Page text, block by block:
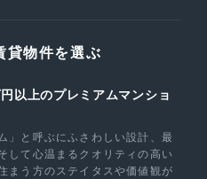
貸物件を選ぶ
以上のプレミアムマンショ
」と呼ぶにふさわしい設計、最
して心温まるクオリティの高い
まう方のステイタスや価値観が